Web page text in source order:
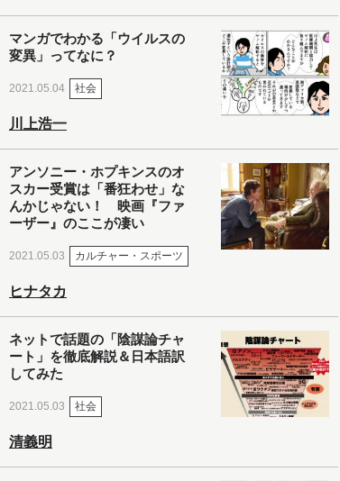
マンガでわかる「ウイルスの
変異」ってなに？
2021.05.04 社会
川上浩一
アンソニー・ホプキンスのオ
スカー受賞は「番狂わせ」な
んかじゃない！ 映画『ファ
ーザー』のここが凄い
2021.05.03 カルチャー・スポーツ
ヒナタカ
ネットで話題の「陰謀論チャ
ート」を徹底解説＆日本語訳
してみた
2021.05.03 社会
清義明